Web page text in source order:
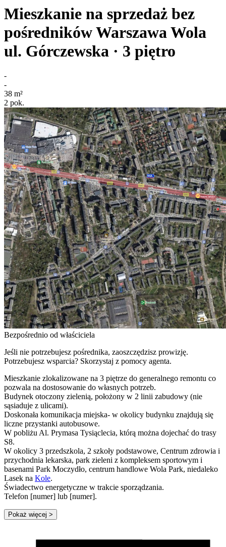
Mieszkanie na sprzedaż bez
pośrednikówWarszawa Wola
ul. Górczewska · 3 piętro
-
-
38 m²
2 pok.
Bezpośrednio od właściciela
Jeśli nie potrzebujesz pośrednika, zaoszczędzisz prowizję.
Potrzebujesz wsparcia? Skorzystaj z pomocy agenta.
Mieszkanie zlokalizowane na 3 piętrze do generalnego remontu co
pozwala na dostosowanie do własnych potrzeb.
Budynek otoczony zielenią, położony w 2 linii zabudowy (nie
sąsiaduje z ulicami).
Doskonała komunikacja miejska- w okolicy budynku znajdują się
liczne przystanki autobusowe.
W pobliżu Al. Prymasa Tysiąclecia, którą można dojechać do trasy
S8.
W okolicy 3 przedszkola, 2 szkoły podstawowe, Centrum zdrowia i
przychodnia lekarska, park zieleni z kompleksem sportowym i
basenami Park Moczydło, centrum handlowe Wola Park, niedaleko
Lasek na Kole.
Świadectwo energetyczne w trakcie sporządzania.
Telefon [numer] lub [numer].
Pokaż więcej >